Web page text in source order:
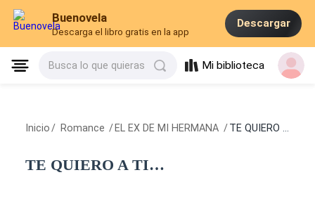
Buenovela
Descarga el libro gratis en la app
Descargar
Busca lo que quieras Mi biblioteca
Inicio / Romance / EL EX DE MI HERMANA / TE QUIERO A TI…
TE QUIERO A TI…